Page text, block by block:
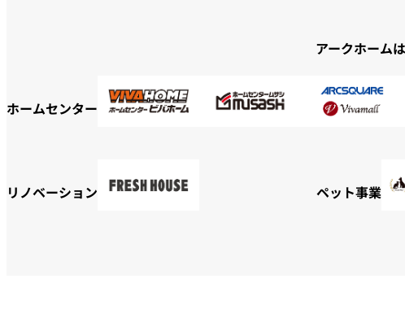
アークホームは
ホームセンター
リノベーション ペット事業